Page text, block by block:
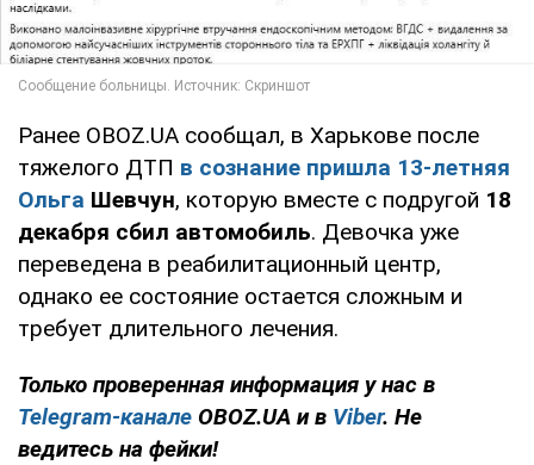
Ранее OBOZ.UA сообщал, в Харькове после
тяжелого ДТП в сознание пришла 13-летняя
Ольга Шевчун, которую вместе с подругой 18
декабря сбил автомобиль. Девочка уже
переведена в реабилитационный центр,
однако ее состояние остается сложным и
требует длительного лечения.
Только проверенная информация у нас в
Telegram-канале OBOZ.UA и в Viber. Не
ведитесь на фейки!